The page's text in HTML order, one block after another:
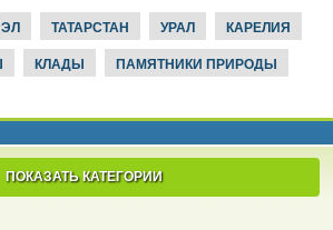
ТАТАРСТАН УРАЛ КАРЕЛИЯ
КЛАДЫ ПАМЯТНИКИ ПРИРОДЫ
ПОКАЗАТЬ КАТЕГОРИИ